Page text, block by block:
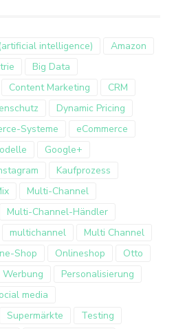
intelligence)
Amazon
Big Data
Content Marketing
CRM
Dynamic Pricing
Systeme
eCommerce
Google+
Kaufprozess
Multi-Channel
Multi-Channel-Händler
multichannel
Multi Channel
Shop Onlineshop
Otto
Personalisierung
media
Supermärkte
Testing